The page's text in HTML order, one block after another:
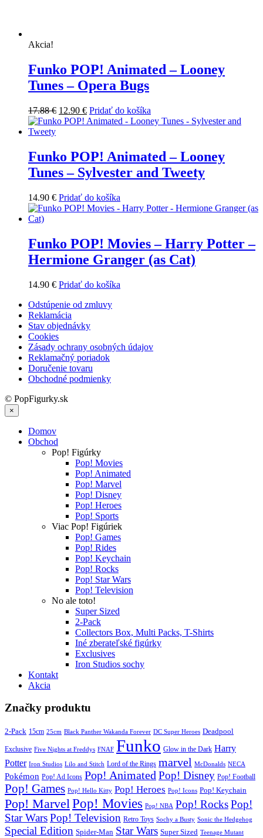
Akcia!
Funko POP! Animated – Looney
Tunes – Opera Bugs
17.88€ Pôvodná
cena
12.90 €Aktuálna
cena
Pridať do košíka
Funko POP! Animated – Looney
Tunes – Sylvester and Tweety
14.90 € Pridať do košíka
Funko POP! Movies – Harry Potter –
Hermione Granger (as Cat)
14.90 € Pridať do košíka
Odstúpenie od zmluvy
Reklamácia
Stav objednávky
Cookies
Zásady ochrany osobných údajov
Reklamačný poriadok
Doručenie tovaru
Obchodné podmienky
© PopFigurky.sk
×
Domov
Obchod
Pop! Figúrky
Pop! Movies
Pop! Animated
Pop! Marvel
Pop! Disney
Pop! Heroes
Pop! Sports
Viac Pop! Figúriek
Pop! Games
Pop! Rides
Pop! Keychain
Pop! Rocks
Pop! Star Wars
Pop! Television
No ale toto!
Super Sized
2-Pack
Collectors Box, Multi Packs, T-Shirts
Iné zberateľské figúrky
Exclusives
Iron Studios sochy
Kontakt
Akcia
Značky produktu
2-Pack 15cm 25cm Black Panther Wakanda Forever DC Super Heroes Deadpool
Exclusive Five Nights at Freddys FNAF Funko Glow in the Dark Harry
Potter Iron Studios Lilo and Stitch Lord of the Rings marvel McDonalds NECA
Pokémon Pop! Ad Icons Pop! Animated Pop! Disney Pop! Football
Pop! Games Pop! Hello Kitty Pop! Heroes Pop! Icons Pop! Keychain
Pop! MarvelPop! Movies Pop! NBA Pop! RocksPop!
Star WarsPop! Television Retro Toys Sochy a Busty Sonic the Hedgehog
Special Edition Spider-Man Star Wars Super Sized Teenage Mutant